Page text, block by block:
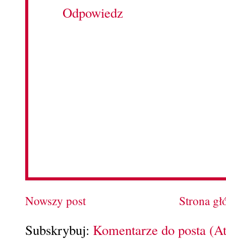
Odpowiedz
Nowszy post Strona
Subskrybuj: Komentarze do posta